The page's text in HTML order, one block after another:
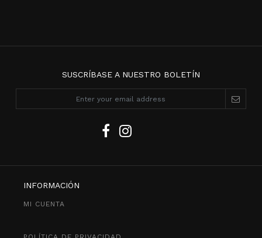
SUSCRÍBASE A NUESTRO BOLETÍN
INFORMACIÓN
MI CUENTA